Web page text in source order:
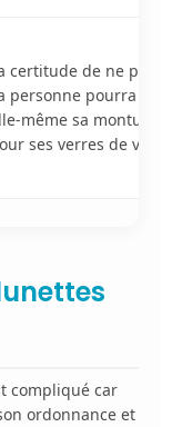
certitude de ne pas
personne pourra
même sa monture
ses verres de vue.
compliqué car
ordonnance et